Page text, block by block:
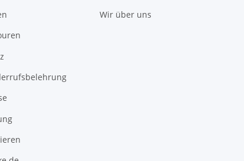
Wir über uns